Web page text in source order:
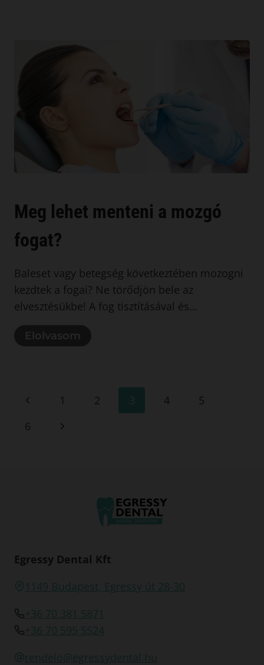
Meg lehet menteni a mozgó
fogat?
Baleset vagy betegség következtében mozogni
kezdtek a fogai? Ne törődjön bele az
elvesztésükbe! A fog tisztításával és…
Page
navigation
Previous
Page
1 2 3 4
5
6
Next
Egressy Dental Kft
1149 Budapest, Egressy út 28-30
+36 70 381 5871
+36 70 595 5524
rendelo@egressydental.hu